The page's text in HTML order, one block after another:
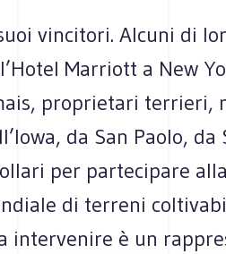
vincitori. Alcuni di
Marriott a New
proprietari terrieri,
da San Paolo,
per partecipare
di terreni
intervenire è un